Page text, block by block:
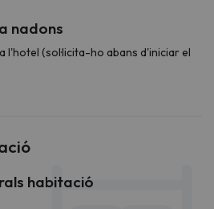
nadons
l'hotel (sol·licita-ho abans d'iniciar el
habitació